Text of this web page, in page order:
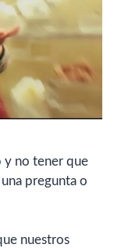
y no tener que
pregunta o
nuestros